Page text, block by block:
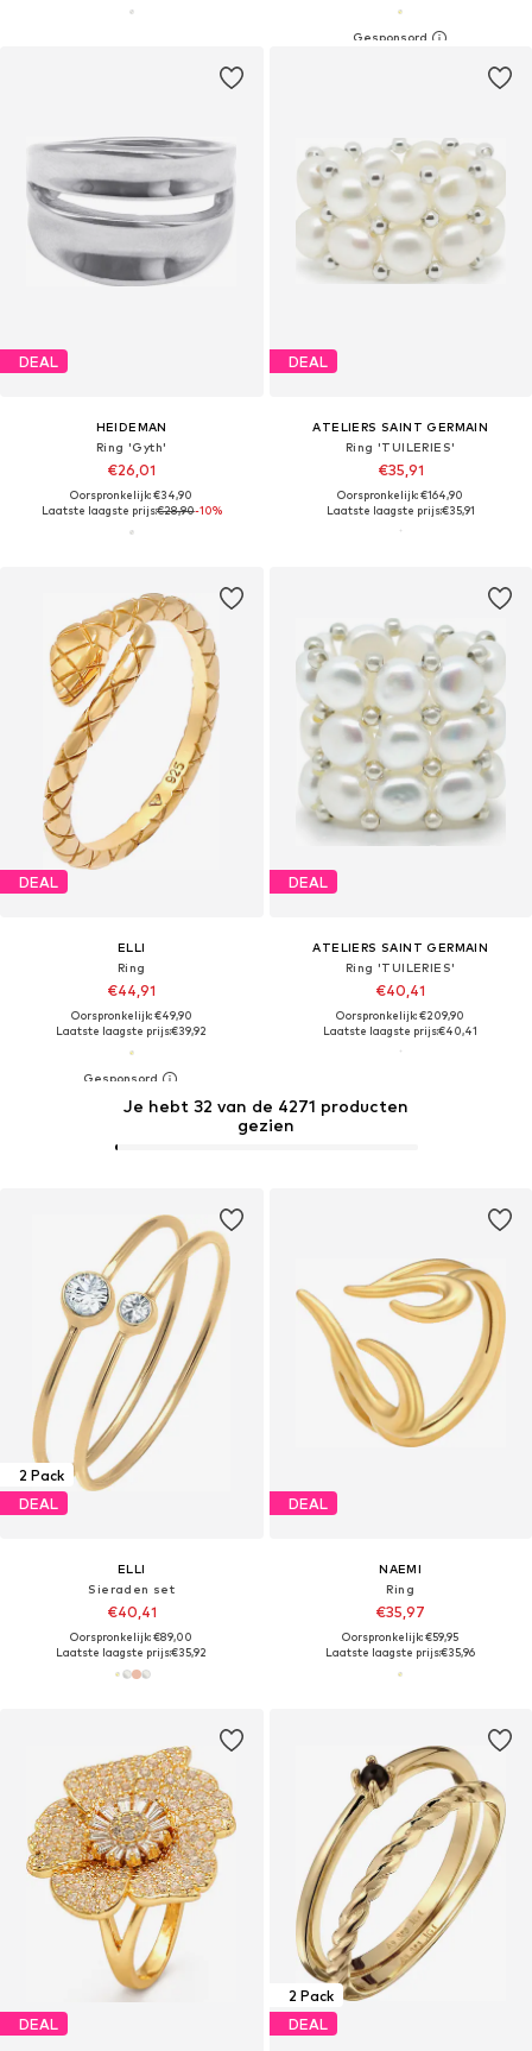
DEAL
HEIDEMAN
Ring 'Gyth'
€26,01
Oorspronkelijk: €34,90
Laatste laagste prijs:€28,90-10%
DEAL
ATELIERS SAINT GERMAIN
Ring 'TUILERIES'
€35,91
Oorspronkelijk: €164,90
Laatste laagste prijs:€35,91
DEAL
ELLI
Ring
€44,91
Oorspronkelijk: €49,90
Laatste laagste prijs:€39,92
DEAL
ATELIERS SAINT GERMAIN
Ring 'TUILERIES'
€40,41
Oorspronkelijk: €209,90
Laatste laagste prijs:€40,41
2 Pack
DEAL
ELLI
Sieraden set
€40,41
Oorspronkelijk: €89,00
Laatste laagste prijs:€35,92
DEAL
NAEMI
Ring
€35,97
Oorspronkelijk: €59,95
Laatste laagste prijs:€35,96
Je hebt 32 van de 4271 producten
gezien
DEAL
2 Pack
DEAL